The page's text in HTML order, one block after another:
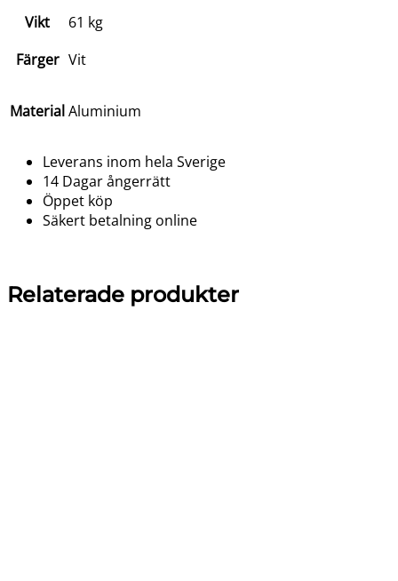
Vikt
61 kg
Färger Vit
MaterialAluminium
Leverans inom hela Sverige
14 Dagar ångerrätt
Öppet köp
Säkert betalning online
Relaterade produkter